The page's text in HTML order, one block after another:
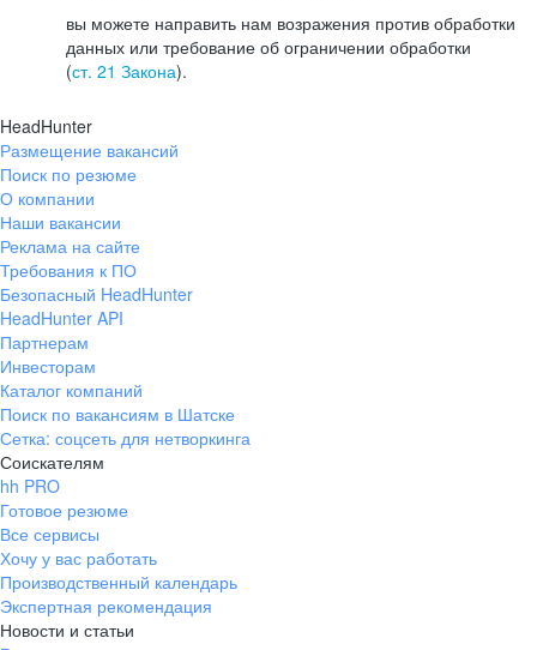
вы можете направить нам возражения против обработки
данных или требование об ограничении обработки
(ст. 21 Закона).
HeadHunter
Размещение вакансий
Поиск по резюме
О компании
Наши вакансии
Реклама на сайте
Требования к ПО
Безопасный HeadHunter
HeadHunter API
Партнерам
Инвесторам
Каталог компаний
Поиск по вакансиям в Шатске
Сетка: соцсеть для нетворкинга
Соискателям
hh PRO
Готовое резюме
Все сервисы
Хочу у вас работать
Производственный календарь
Экспертная рекомендация
Новости и статьи